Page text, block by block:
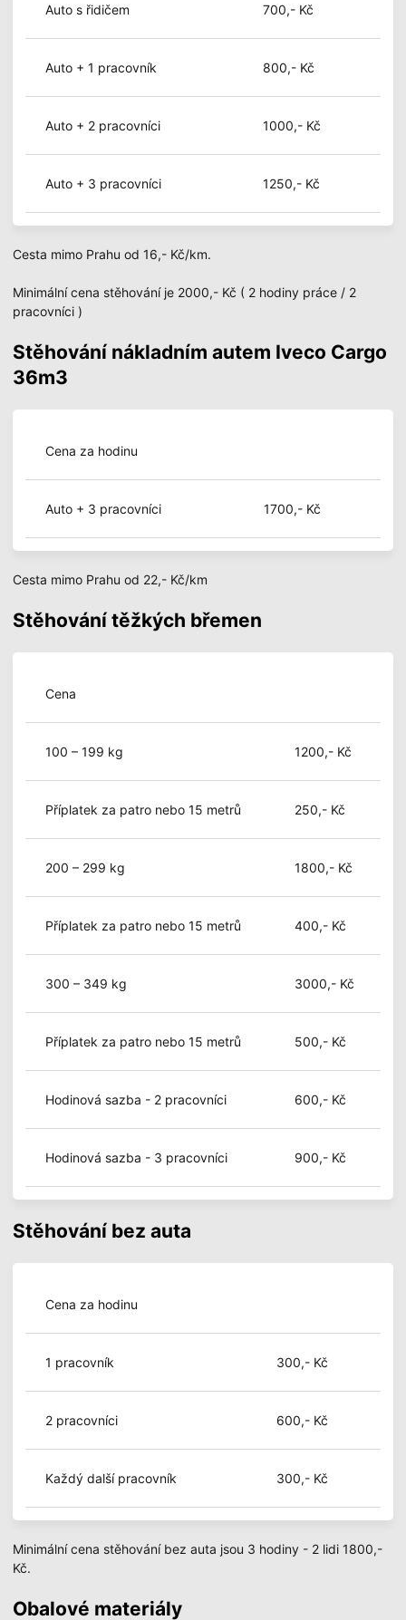
Auto s řidičem 700,- Kč
Auto + 1 pracovník 800,- Kč
Auto + 2 pracovníci 1000,- Kč
Auto + 3 pracovníci 1250,- Kč
Cesta mimo Prahu od 16,- Kč/km.
Minimální cena stěhování je 2000,- Kč ( 2 hodiny práce / 2
pracovníci )
Stěhování nákladním autem Iveco Cargo
36m3
Cena za hodinu
Auto + 3 pracovníci 1700,- Kč
Cesta mimo Prahu od 22,- Kč/km
Stěhování těžkých břemen
Cena
100 – 199 kg 1200,- Kč
Příplatek za patro nebo 15 metrů 250,- Kč
200 – 299 kg 1800,- Kč
Příplatek za patro nebo 15 metrů 400,- Kč
300 – 349 kg 3000,- Kč
Příplatek za patro nebo 15 metrů 500,- Kč
Hodinová sazba - 2 pracovníci 600,- Kč
Hodinová sazba - 3 pracovníci 900,- Kč
Stěhování bez auta
Cena za hodinu
1 pracovník 300,- Kč
2 pracovníci 600,- Kč
Každý další pracovník 300,- Kč
Minimální cena stěhování bez auta jsou 3 hodiny - 2 lidi 1800,-
Kč.
Obalové materiály